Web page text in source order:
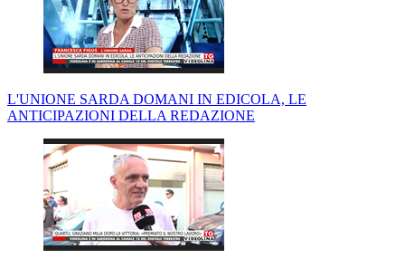
L'UNIONE SARDA DOMANI IN EDICOLA, LE
ANTICIPAZIONI DELLA REDAZIONE